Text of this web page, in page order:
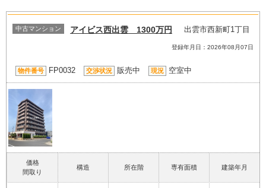
中古マンション アイビス西出雲 1300万円 出雲市西新町1丁目
登録年月日：2026年08月07日
物件番号 FP0032 交渉状況 販売中 現況 空室中
価格
間取り
構造 所在階 専有面積 建築年月